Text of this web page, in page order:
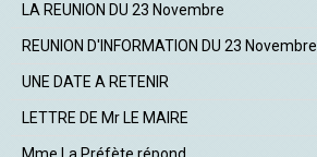
LA REUNION DU 23 Novembre
REUNION D'INFORMATION DU 23 Novembre
UNE DATE A RETENIR
LETTRE DE Mr LE MAIRE